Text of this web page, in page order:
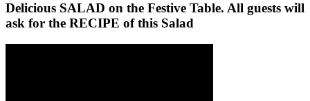
Delicious SALAD on the Festive Table. All guests will
ask for the RECIPE of this Salad